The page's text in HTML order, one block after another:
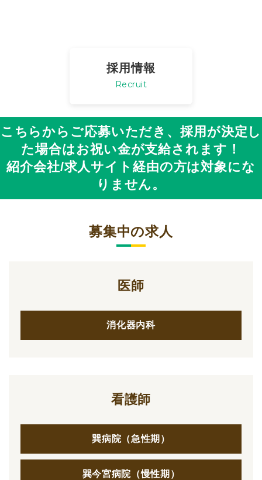
採用情報
Recruit
こちらからご応募いただき、採用が決定し
た場合はお祝い金が支給されます！
紹介会社/求人サイト経由の方は対象にな
りません。
募集中の求人
医師
消化器内科
看護師
巽病院（急性期）
巽今宮病院（慢性期）